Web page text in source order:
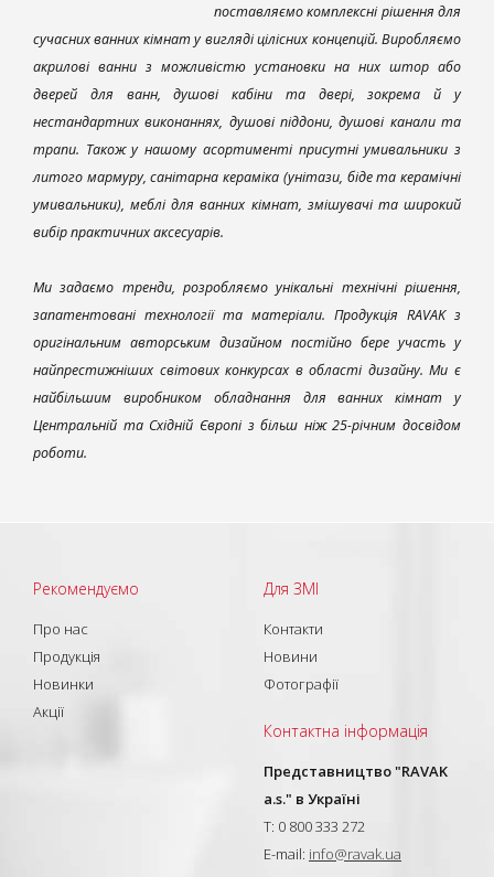
поставляємо комплексні рішення для
сучасних ванних кімнат у вигляді цілісних концепцій. Виробляємо
акрилові ванни з можливістю установки на них штор або
дверей для ванн, душові кабіни та двері, зокрема й у
нестандартних виконаннях, душові піддони, душові канали та
трапи. Також у нашому асортименті присутні умивальники з
литого мармуру, санітарна кераміка (унітази, біде та керамічні
умивальники), меблі для ванних кімнат, змішувачі та широкий
вибір практичних аксесуарів.
Ми задаємо тренди, розробляємо унікальні технічні рішення,
запатентовані технології та матеріали. Продукція RAVAK з
оригінальним авторським дизайном постійно бере участь у
найпрестижніших світових конкурсах в області дизайну. Ми є
найбільшим виробником обладнання для ванних кімнат у
Центральній та Східній Європі з більш ніж 25-річним досвідом
роботи.
Рекомендуємо
Про нас
Продукція
Новинки
Акції
Для ЗМІ
Контакти
Новини
Фотографії
Контактна інформація
Представництво "RAVAK
a.s." в Україні
T: 0 800 333 272
E-mail: info@ravak.ua